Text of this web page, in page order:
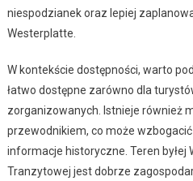
niespodzianek oraz lepiej
Westerplatte.
W kontekście dostępności, warto
łatwo dostępne zarówno dla
zorganizowanych. Istnieje również
przewodnikiem, co może
informacje historyczne. Teren byłej
Tranzytowej jest dobrze